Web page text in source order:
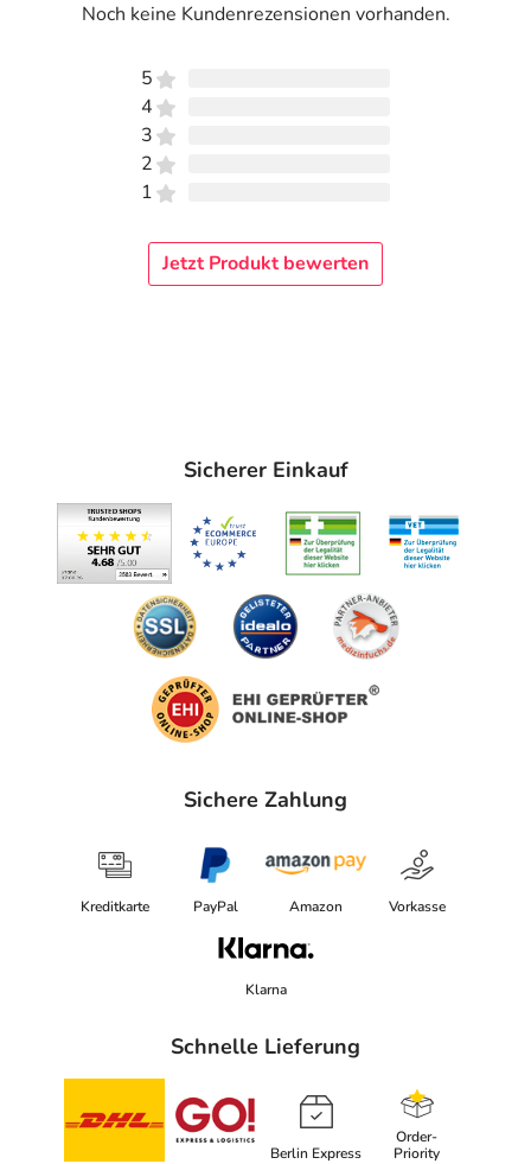
Noch keine Kundenrezensionen vorhanden.
5
4
3
2
1
Jetzt Produkt bewerten
Sicherer Einkauf
Sichere Zahlung
Kreditkarte PayPal Amazon Vorkasse
Klarna
Schnelle Lieferung
Berlin Express
Order-
Priority